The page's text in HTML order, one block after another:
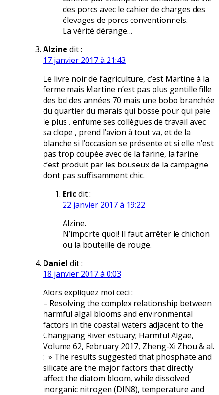
des porcs avec le cahier de charges des
élevages de porcs conventionnels.
La vérité dérange…
Alzine dit :
17 janvier 2017 à 21:43
Le livre noir de l’agriculture, c’est Martine à la
ferme mais Martine n’est pas plus gentille fille
des bd des années 70 mais une bobo branchée
du quartier du marais qui bosse pour qui paie
le plus , enfume ses collègues de travail avec
sa clope , prend l’avion à tout va, et de la
blanche si l’occasion se présente et si elle n’est
pas trop coupée avec de la farine, la farine
c’est produit par les bouseux de la campagne
dont pas suffisamment chic.
Ericdit :
22 janvier 2017 à 19:22
Alzine.
N’importe quoi! Il faut arrêter le chichon
ou la bouteille de rouge.
Daniel dit :
18 janvier 2017 à 0:03
Alors expliquez moi ceci :
– Resolving the complex relationship between
harmful algal blooms and environmental
factors in the coastal waters adjacent to the
Changjiang River estuary; Harmful Algae,
Volume 62, February 2017, Zheng-Xi Zhou & al.
: » The results suggested that phosphate and
silicate are the major factors that directly
affect the diatom bloom, while dissolved
inorganic nitrogen (DIN8), temperature and